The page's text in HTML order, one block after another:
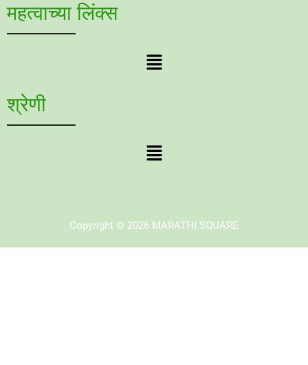
महत्वाच्या लिंक्स
Menu
श्रेणी
Menu
Copyright © 2026 MARATHI SQUARE